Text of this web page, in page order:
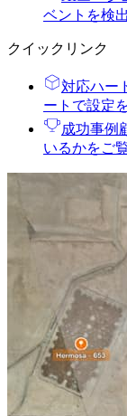
ベントを検
クイックリンク
対応ハー
ートで設定
成功事例
いるかをご